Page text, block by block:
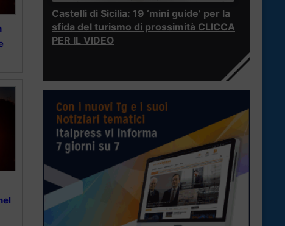
Castelli di Sicilia: 19 ‘mini guide’ per la
sfida del turismo di prossimità CLICCA
PER IL VIDEO